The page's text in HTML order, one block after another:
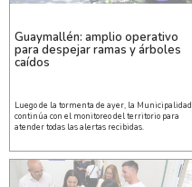
Guaymallén: amplio operativo
para despejar ramas y árboles
caídos
Luego de la tormenta de ayer, la Municipalidad
continúa con el monitoreo del territorio para
atender todas las alertas recibidas.